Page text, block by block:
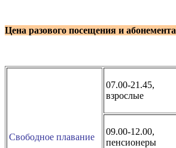
Цена разового посещения и абонемента
Свободное плавание
07.00-21.45,
взрослые
09.00-12.00,
пенсионеры